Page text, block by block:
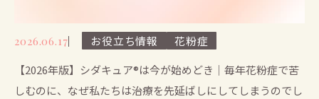
2026.06.17 お役立ち情報
花粉症
【2026年版】シダキュア®は今が始めどき｜毎年花粉症で苦
しむのに、なぜ私たちは治療を先延ばしにしてしまうのでし